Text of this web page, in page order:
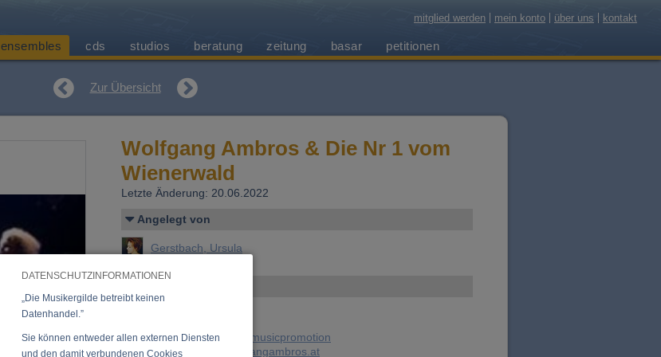
DATENSCHUTZINFORMATIONEN
„Die Musikergilde betreibt keinen
Datenhandel.”
Sie können entweder allen externen Diensten
und den damit verbundenen Cookies
mitglied werden mein konto über uns kontakt
ensembles cds studios beratung zeitung basar petitionen
Zur Übersicht
Wolfgang Ambros & Die Nr 1 vom
Wienerwald
Letzte Änderung: 20.06.2022
Angelegt von
Gerstbach, Ursula
E-Mail:office@mcevents-musicpromotion
Website:http://www.wolfgangambros.at